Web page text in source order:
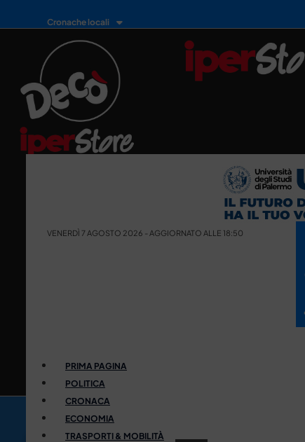
Cronache locali
VENERDÌ 7 AGOSTO 2026 - AGGIORNATO ALLE 18:50
PRIMA PAGINA
POLITICA
CRONACA
ECONOMIA
TRASPORTI & MOBILITÀ